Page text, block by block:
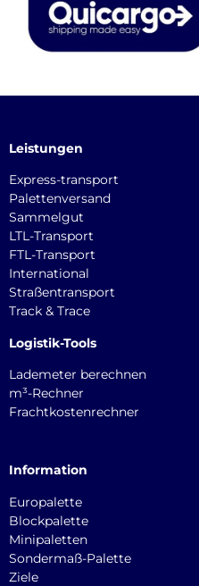
Leistungen
Express-transport
Palettenversand
Sammelgut
LTL-Transport
FTL-Transport
International
Straßentransport
Track & Trace
Logistik-Tools
Lademeter berechnen
m³-Rechner
Frachtkostenrechner
Information
Europalette
Blockpalette
Minipaletten
Sondermaß-Palette
Ziele